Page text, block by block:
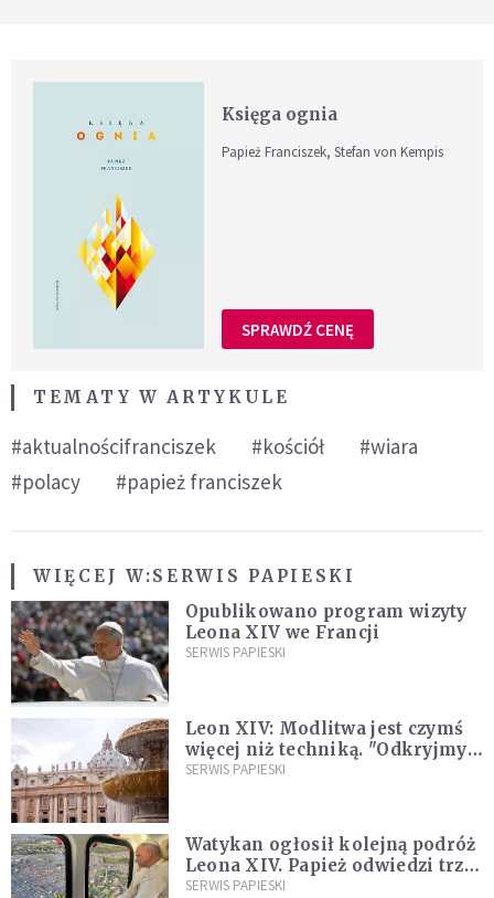
Księga ognia
Papież Franciszek, Stefan von Kempis
SPRAWDŹ CENĘ
TEMATY W ARTYKULE
#aktualnościfranciszek #kościół
#wiara
#polacy
#papież franciszek
WIĘCEJ W:SERWIS PAPIESKI
Opublikowano program wizyty
Leona XIV we Francji
SERWIS PAPIESKI
Leon XIV: Modlitwa jest czymś
więcej niż techniką. "Odkryjmy
ją na nowo"
SERWIS PAPIESKI
Watykan ogłosił kolejną podróż
Leona XIV. Papież odwiedzi trzy
kraje Ameryki Południowej
SERWIS PAPIESKI